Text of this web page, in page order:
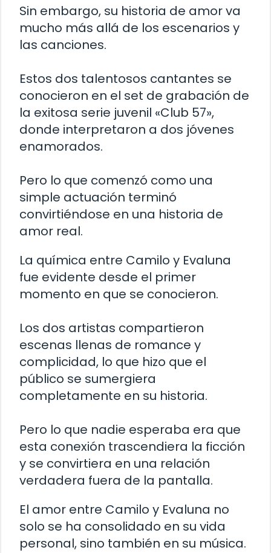
Sin embargo, su historia de amor va
mucho más allá de los escenarios y
las canciones.
Estos dos talentosos cantantes se
conocieron en el set de grabación de
la exitosa serie juvenil «Club 57»,
donde interpretaron a dos jóvenes
enamorados.
Pero lo que comenzó como una
simple actuación terminó
convirtiéndose en una historia de
amor real.
La química entre Camilo y Evaluna
fue evidente desde el primer
momento en que se conocieron.
Los dos artistas compartieron
escenas llenas de romance y
complicidad, lo que hizo que el
público se sumergiera
completamente en su historia.
Pero lo que nadie esperaba era que
esta conexión trascendiera la ficción
y se convirtiera en una relación
verdadera fuera de la pantalla.
El amor entre Camilo y Evaluna no
solo se ha consolidado en su vida
personal, sino también en su música.